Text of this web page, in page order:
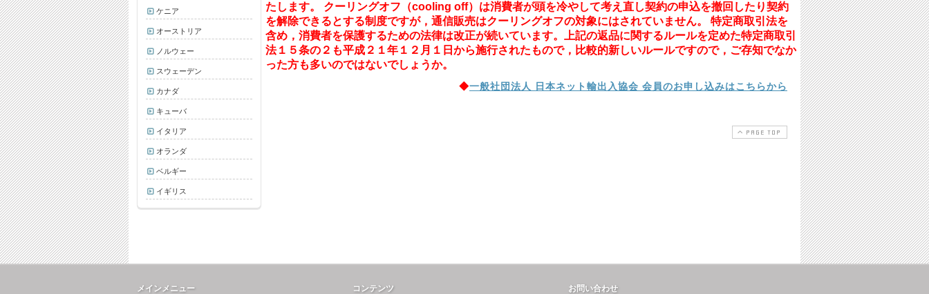
たします。 クーリングオフ（cooling off）は消費者が頭を冷やして考え直し契約の申込を撤回したり契約
を解除できるとする制度ですが，通信販売はクーリングオフの対象にはされていません。 特定商取引法を
含め，消費者を保護するための法律は改正が続いています。上記の返品に関するルールを定めた特定商取引
法１５条の２も平成２１年１２月１日から施行されたもので，比較的新しいルールですので，ご存知でなか
った方も多いのではないでしょうか。
◆一般社団法人 日本ネット輸出入協会 会員のお申し込みはこちらから
PAGE TOP
ケニア
オーストリア
ノルウェー
スウェーデン
カナダ
キューバ
イタリア
オランダ
ベルギー
イギリス
メインメニュー コンテンツ お問い合わせ